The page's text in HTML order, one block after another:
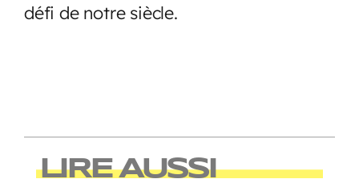
défi de notre siècle.
LIRE AUSSI